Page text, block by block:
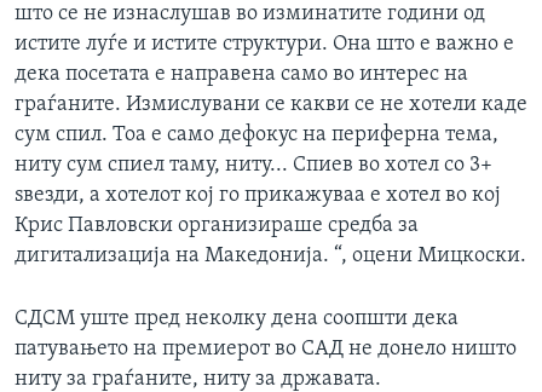
што се не изнаслушав во изминатите години од
истите луѓе и истите структури. Она што е важно е
дека посетата е направена само во интерес на
граѓаните. Измислувани се какви се не хотели каде
сум спил. Тоа е само дефокус на периферна тема,
ниту сум спиел таму, ниту... Спиев во хотел со 3+
ѕвезди, а хотелот кој го прикажуваа е хотел во кој
Крис Павловски организираше средба за
дигитализација на Македонија. “, оцени Мицкоски.
СДСМ уште пред неколку дена соопшти дека
патувањето на премиерот во САД не донело ништо
ниту за граѓаните, ниту за државата.